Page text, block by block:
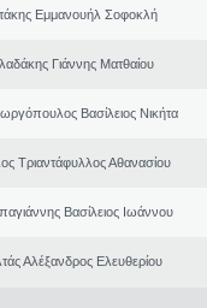
Εμμανουήλ Σοφοκλή
Γιάννης Ματθαίου
Βασίλειος Νικήτα
Τριαντάφυλλος Αθανασίου
Βασίλειος Ιωάννου
Αλέξανδρος Ελευθερίου